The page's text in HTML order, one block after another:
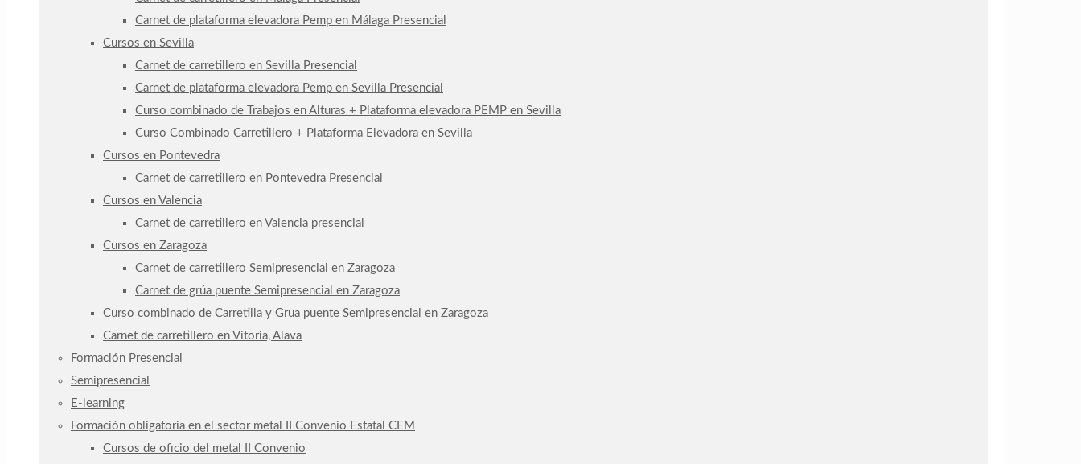
Carnet de plataforma elevadora Pemp en Málaga Presencial
Cursos en Sevilla
Carnet de carretillero en Sevilla Presencial
Carnet de plataforma elevadora Pemp en Sevilla Presencial
Curso combinado de Trabajos en Alturas + Plataforma elevadora PEMP en Sevilla
Curso Combinado Carretillero + Plataforma Elevadora en Sevilla
Cursos en Pontevedra
Carnet de carretillero en Pontevedra Presencial
Cursos en Valencia
Carnet de carretillero en Valencia presencial
Cursos en Zaragoza
Carnet de carretillero Semipresencial en Zaragoza
Carnet de grúa puente Semipresencial en Zaragoza
Curso combinado de Carretilla y Grua puente Semipresencial en Zaragoza
Carnet de carretillero en Vitoria, Alava
Formación Presencial
Semipresencial
E-learning
Formación obligatoria en el sector metal II Convenio Estatal CEM
Cursos de oficio del metal II Convenio